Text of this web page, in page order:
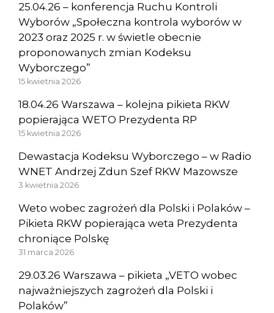
25.04.26 – konferencja Ruchu Kontroli
Wyborów „Społeczna kontrola wyborów w
2023 oraz 2025 r. w świetle obecnie
proponowanych zmian Kodeksu
Wyborczego”
15 kwietnia 2026
18.04.26 Warszawa – kolejna pikieta RKW
popierająca WETO Prezydenta RP
15 kwietnia 2026
Dewastacja Kodeksu Wyborczego – w Radio
WNET Andrzej Zdun Szef RKW Mazowsze
3 kwietnia 2026
Weto wobec zagrożeń dla Polski i Polaków –
Pikieta RKW popierająca weta Prezydenta
chroniące Polskę
31 marca 2026
29.03.26 Warszawa – pikieta „VETO wobec
najważniejszych zagrożeń dla Polski i
Polaków”